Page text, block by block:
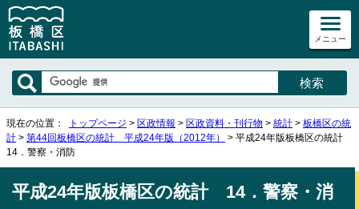
メニュー
現在の位置： トップページ > 区政情報 > 区政資料・刊行物 > 統計 > 板橋区の統
計 > 第44回板橋区の統計 平成24年版（2012年）
> 平成24年版板橋区の統計
14．警察・消防
平成24年版板橋区の統計 14．警察・消